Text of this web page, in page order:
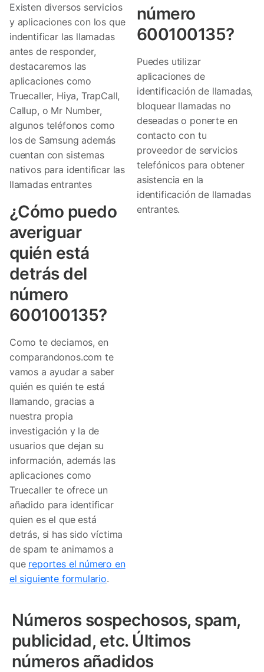
Existen diversos servicios
y aplicaciones con los que
indentificar las llamadas
antes de responder,
destacaremos las
aplicaciones como
Truecaller, Hiya, TrapCall,
Callup, o Mr Number,
algunos teléfonos como
los de Samsung además
cuentan con sistemas
nativos para identificar las
llamadas entrantes
¿Cómo puedo
averiguar
quién está
detrás del
número
600100135?
Como te deciamos, en
comparandonos.com te
vamos a ayudar a saber
quién es quién te está
llamando, gracias a
nuestra propia
investigación y la de
usuarios que dejan su
información, además las
aplicaciones como
Truecaller te ofrece un
añadido para identificar
quien es el que está
detrás, si has sido víctima
de spam te animamos a
que reportes el número en
el siguiente formulario.
número
600100135?
Puedes utilizar
aplicaciones de
identificación de llamadas,
bloquear llamadas no
deseadas o ponerte en
contacto con tu
proveedor de servicios
telefónicos para obtener
asistencia en la
identificación de llamadas
entrantes.
Números sospechosos, spam,
publicidad, etc. Últimos
números añadidos